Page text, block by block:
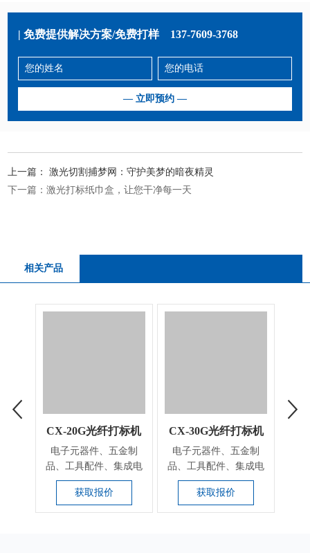
| 免费提供解决方案/免费打样 137-7609-3768
上一篇：激光切割捕梦网：守护美梦的暗夜精灵
下一篇：激光打标纸巾盒，让您干净每一天
相关产品
CX-20G光纤打标机
电子元器件、五金制
品、工具配件、集成电
路（IC)、电工电器、
手...
获取报价
CX-30G光纤打标机
电子元器件、五金制
品、工具配件、集成电
路（IC)、电工电器、
手...
获取报价